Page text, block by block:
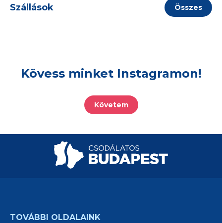
Szállások Összes
Kövess minket Instagramon!
Követem
TOVÁBBI OLDALAINK